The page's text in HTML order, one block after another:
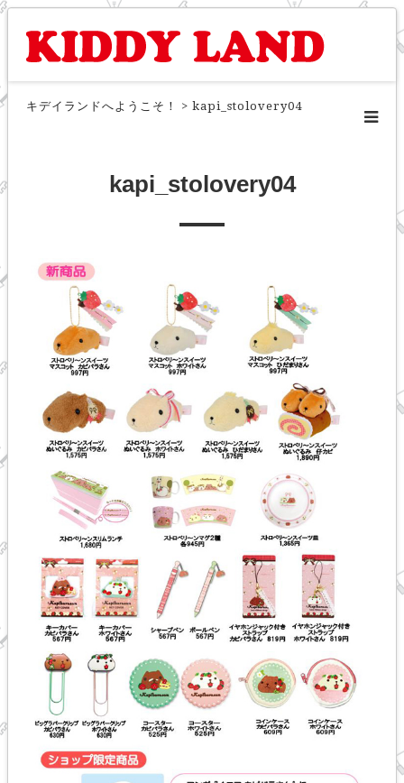
キデイランドへようこそ！ > kapi_stolovery04
kapi_stolovery04